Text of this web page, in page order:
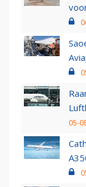
05-